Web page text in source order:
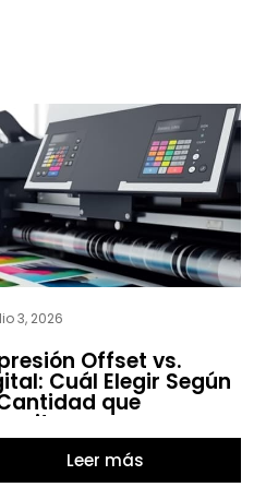
3, 2026
Offset vs.
Cuál Elegir Según
que
Leer más